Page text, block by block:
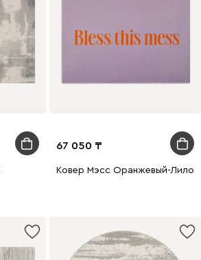
67 050
Ковер Мэсс Оранжевый-